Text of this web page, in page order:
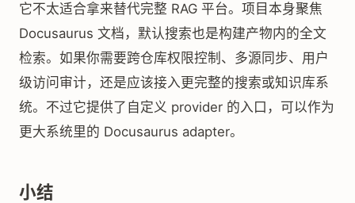
它不太适合拿来替代完整 RAG 平台。项目本身聚焦
Docusaurus 文档，默认搜索也是构建产物内的全文
检索。如果你需要跨仓库权限控制、多源同步、用户
级访问审计，还是应该接入更完整的搜索或知识库系
统。不过它提供了自定义 provider 的入口，可以作为
更大系统里的 Docusaurus adapter。
小结